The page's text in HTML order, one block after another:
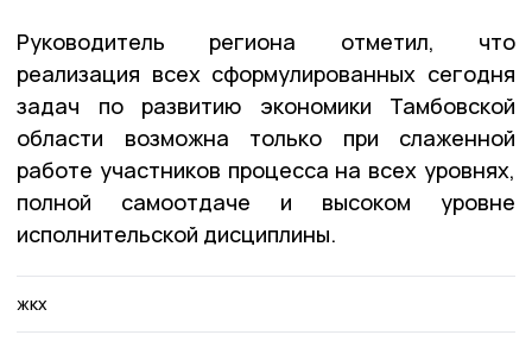
Руководитель региона отметил, что
реализация всех сформулированных сегодня
задач по развитию экономики Тамбовской
области возможна только при слаженной
работе участников процесса на всех уровнях,
полной самоотдаче и высоком уровне
исполнительской дисциплины.
жкх